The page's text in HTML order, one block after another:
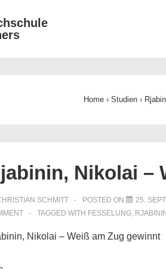
Home › Studien ›
Nikolai –
SCHMITT POSTED ON
25.
TAGGED WITH FESSELUNG,
Nikolai – Weiß am Zug gewinnt